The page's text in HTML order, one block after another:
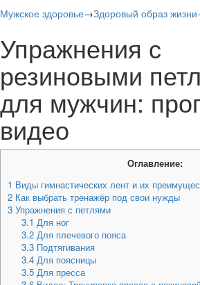
Мужское здоровье→Здоровый образ жизни
Упражнения с
резиновыми
для мужчин:
видео
Оглавление:
1 Виды гимнастических лент и их
2 Как выбрать тренажёр под свои нужды
3 Упражнения с петлями
3.1 Для ног
3.2Для плечевого пояса
3.3Подтягивания
3.4Для поясницы
3.5Для пресса